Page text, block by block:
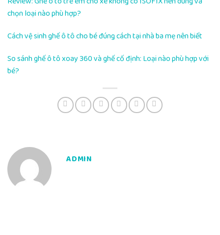
chọn loại nào phù hợp?
Cách vệ sinh ghế ô tô cho bé đúng cách tại nhà ba mẹ nên biết
So sánh ghế ô tô xoay 360 và ghế cố định: Loại nào phù hợp với
bé?
ADMIN